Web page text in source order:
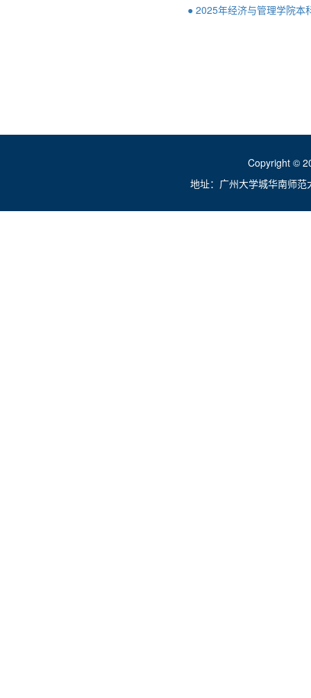
● 2025年经济与管理学院本
Copyright ©
地址：广州大学城华南